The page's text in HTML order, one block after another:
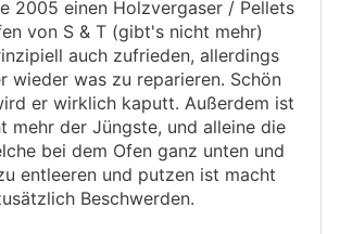
2005 einen Holzvergaser / Pellets
von S & T (gibt's nicht mehr)
auch zufrieden, allerdings
wieder was zu reparieren. Schön
er wirklich kaputt. Außerdem ist
mehr der Jüngste, und alleine die
bei dem Ofen ganz unten und
entleeren und putzen ist macht
Beschwerden.